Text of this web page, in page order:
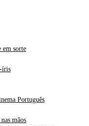
em sorte
íris
Português
mãos